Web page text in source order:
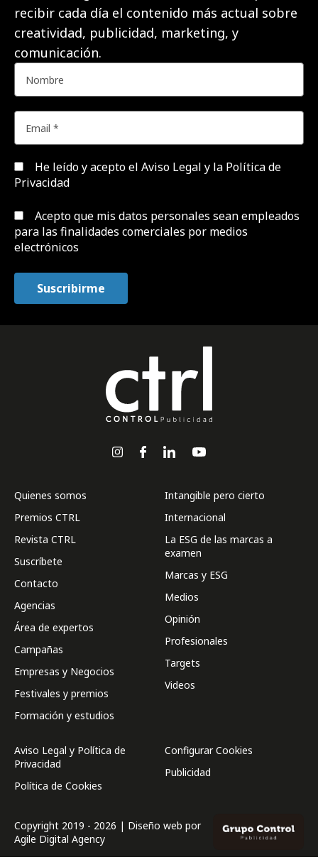
recibir cada día el contenido más actual sobre
creatividad, publicidad, marketing, y
comunicación.
He leído y acepto el Aviso Legal y la Política de
Privacidad
Acepto que mis datos personales sean empleados
para las finalidades comerciales por medios
electrónicos
Quienes somos
Premios CTRL
Revista CTRL
Suscríbete
Contacto
Agencias
Área de expertos
Campañas
Empresas y Negocios
Festivales y premios
Formación y estudios
Intangible pero cierto
Internacional
La ESG de las marcas a
examen
Marcas y ESG
Medios
Opinión
Profesionales
Targets
Videos
Aviso Legal y Política de
Privacidad
Política de Cookies
Configurar Cookies
Publicidad
Copyright 2019 - 2026 | Diseño web por
Agile Digital Agency